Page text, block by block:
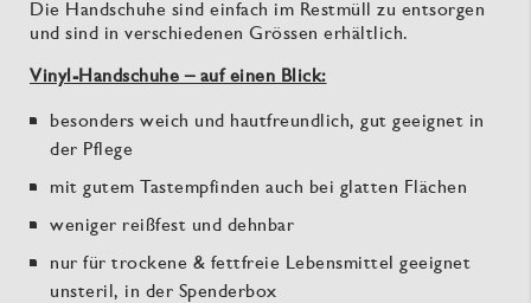
Die Handschuhe sind einfach im Restmüll zu entsorgen
und sind in verschiedenen Grössen erhältlich.
Vinyl-Handschuhe – auf einen Blick:
besonders weich und hautfreundlich, gut geeignet in
der Pflege
mit gutem Tastempfinden auch bei glatten Flächen
weniger reißfest und dehnbar
nur für trockene & fettfreie Lebensmittel geeignet
unsteril, in der Spenderbox